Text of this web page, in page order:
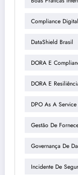
Compliance Digital
DataShield Brasil
DORA E
DORA E
DPO As A Service
Gestão De
Governança De
Incidente De